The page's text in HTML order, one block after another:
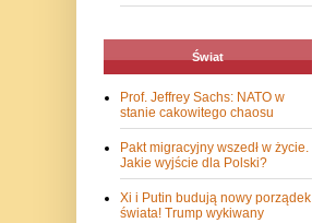
Świat
Prof. Jeffrey Sachs: NATO w
stanie cakowitego chaosu
Pakt migracyjny wszedł w życie.
Jakie wyjście dla Polski?
Xi i Putin budują nowy porządek
świata! Trump wykiwany